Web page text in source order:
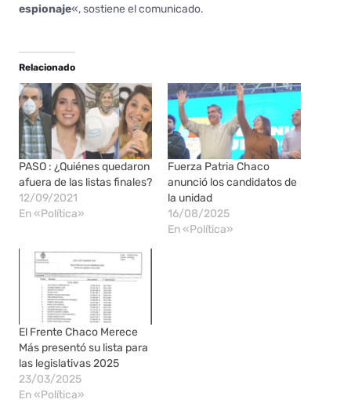
espionaje«, sostiene el comunicado.
Relacionado
PASO : ¿Quiénes quedaron
afuera de las listas finales?
12/09/2021
En «Política»
Fuerza Patria Chaco
anunció los candidatos de
la unidad
16/08/2025
En «Política»
El Frente Chaco Merece
Más presentó su lista para
las legislativas 2025
23/03/2025
En «Política»